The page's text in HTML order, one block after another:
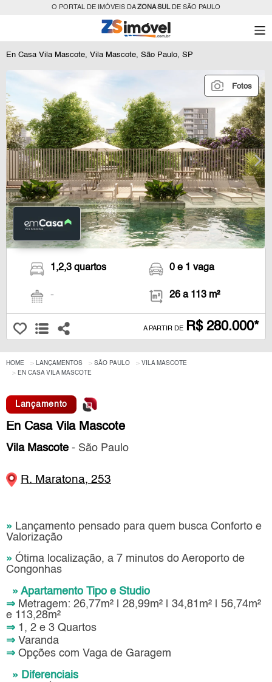
O PORTAL DE IMÓVEIS DAZONA SULDE SÃO PAULO
En Casa Vila Mascote, Vila Mascote, São Paulo, SP
Fotos
1,2,3 quartos
-
0 e 1 vaga
26 a 113 m²
A PARTIR DE R$ 280.000*
HOME LANÇAMENTOS SÃO PAULO
VILA MASCOTE
EN CASA VILA MASCOTE
Lançamento
En Casa Vila Mascote
Vila Mascote - São Paulo
R. Maratona, 253
» Lançamento pensado para quem busca Conforto e
Valorização
» Ótima localização, a 7 minutos do Aeroporto de
Congonhas
» Apartamento Tipo e Studio
⇒ Metragem: 26,77m² | 28,99m² | 34,81m² | 56,74m²
e 113,28m²
⇒ 1, 2 e 3 Quartos
⇒ Varanda
⇒ Opções com Vaga de Garagem
» Diferenciais